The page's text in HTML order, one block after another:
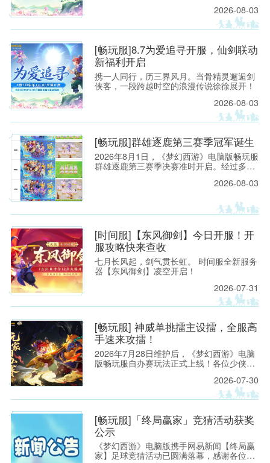
每一位曾初入建邺城、流连于长安城烟火中
的少侠，心头都会泛起阵阵涟漪。那一瞬的
悸动，是我们在锦瑟年华中与梦幻相遇的美
响。
2026-08-03
[畅玩服]8.7为爱追寻开服，仙剑联动
新福利开启
携一人同行，历三界风月。当骨精灵邂逅剑
侠客，一段跨越时空的浪漫传说徐徐展开！
2026-08-03
[畅玩服]群雄逐鹿第三赛季冠军诞生
2026年8月1日，《梦幻西游》电脑版畅玩服
群雄逐鹿第三赛季决赛准时开启。经过多轮
2026-08-03
[时间服]【东风御剑】今日开服！开
服攻略快来查收
七月长风起，剑气贯长虹。 时间服全新服务
器【东风御剑】凌空开启！
2026-07-31
[畅玩服] 神威单挑擂主设擂，全服高
手速来攻擂！
2026年7月28日维护后，《梦幻西游》电脑
版畅玩服自办赛玩法正式上线！各位少侠只
2026-07-30
[畅玩服]「终局赢家」竞猜活动获奖
公示
《梦幻西游》电脑版携手网易新闻【终局赢
家】足球竞猜活动已圆满落幕，感谢各位少